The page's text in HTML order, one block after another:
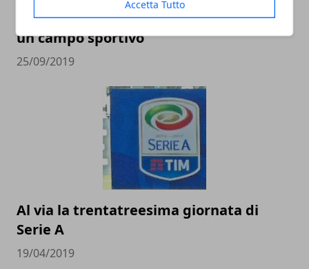
Accetta Tutto
L'importanza della manutenzione per
un campo sportivo
25/09/2019
Al via la trentatreesima giornata di
Serie A
19/04/2019